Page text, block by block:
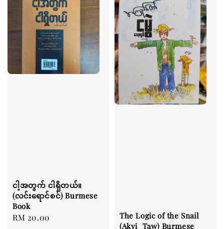
ငါ့အတွက် ငါရှိတယ်။
(လင်းရောင်စင်) Burmese
Book
Regular
RM 20.00
The Logic of the Snail
(Akyi_Taw) Burmese